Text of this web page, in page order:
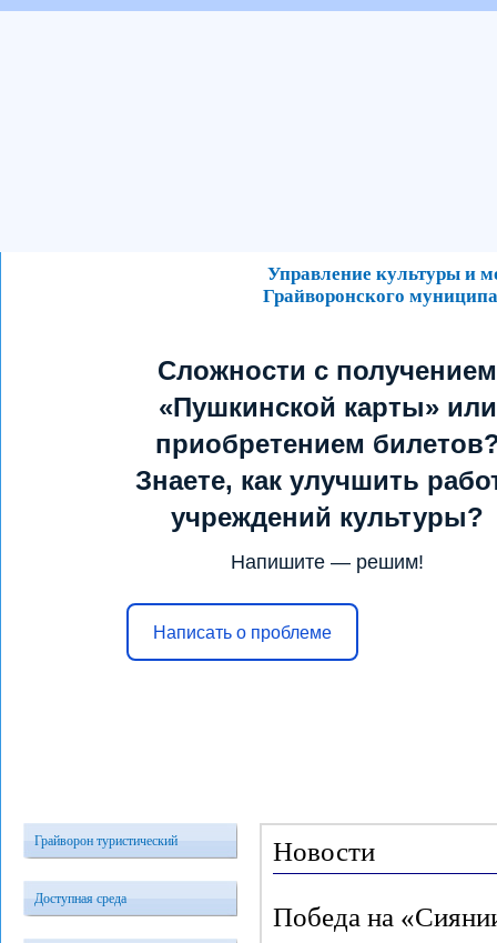
Управление культуры и
Грайворонского
Сложности с получением
«Пушкинской карты» или
приобретением
Знаете, как улучшить
учреждений культуры?
Напишите — решим!
Написать о проблеме
Грайворон туристический
Доступная среда
Новости
Победа на